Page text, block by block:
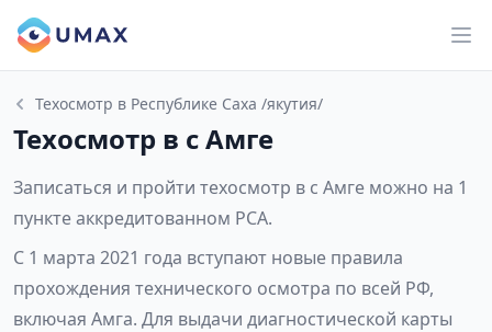
Техосмотр в Республике Саха /якутия/
Техосмотр в с Амге
Записаться и пройти техосмотр в с Амге можно на 1
пункте аккредитованном РСА.
С 1 марта 2021 года вступают новые правила
прохождения технического осмотра по всей РФ,
включая Амга. Для выдачи диагностической карты